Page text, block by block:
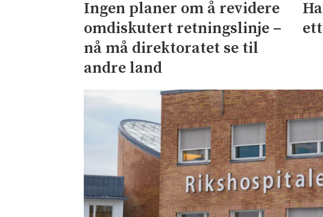
Ingen planer om å revidere
omdiskutert retningslinje –
nå må direktoratet se til
andre land